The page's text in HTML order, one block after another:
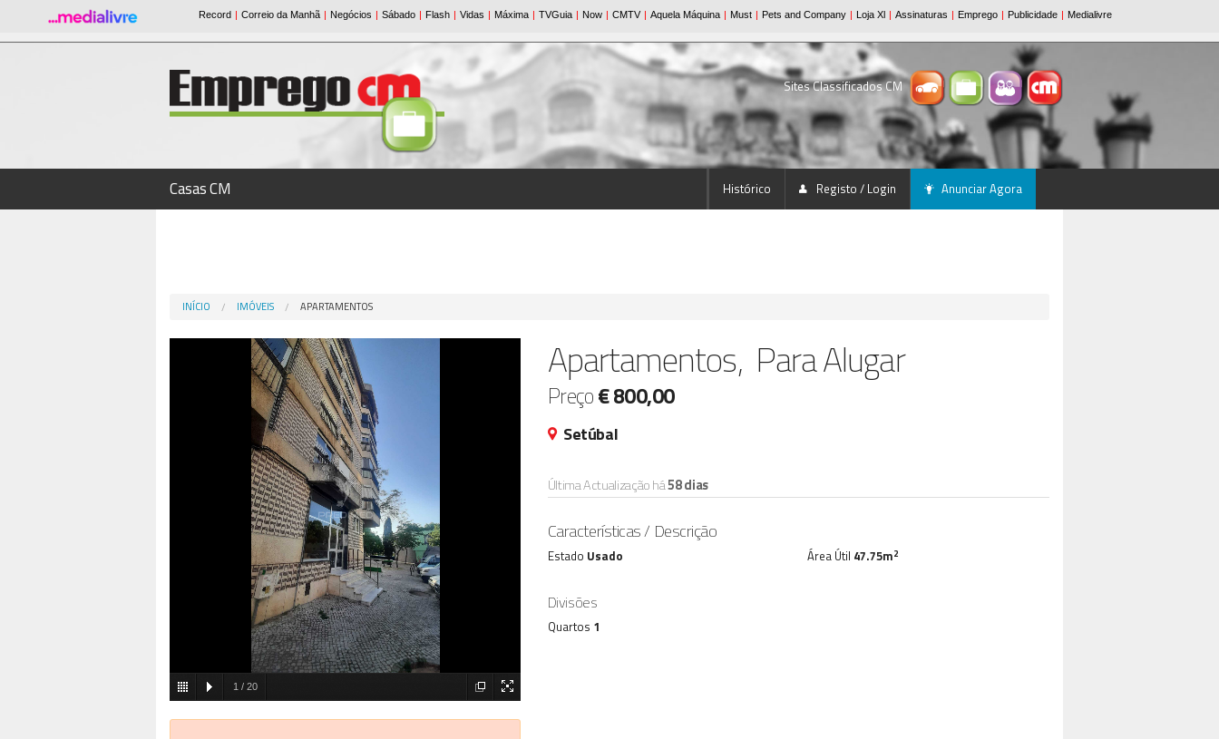
Sites Classificados CM
Casas CM Histórico Registo / Login Anunciar Agora
INÍCIO IMÓVEIS APARTAMENTOS
Apartamentos, Para Alugar
Preço€ 800,00
Setúbal
Última Actualização há58 dias
Características / Descrição
Estado Usado Área Útil 47.75m2
Divisões
Quartos 1
1 /20